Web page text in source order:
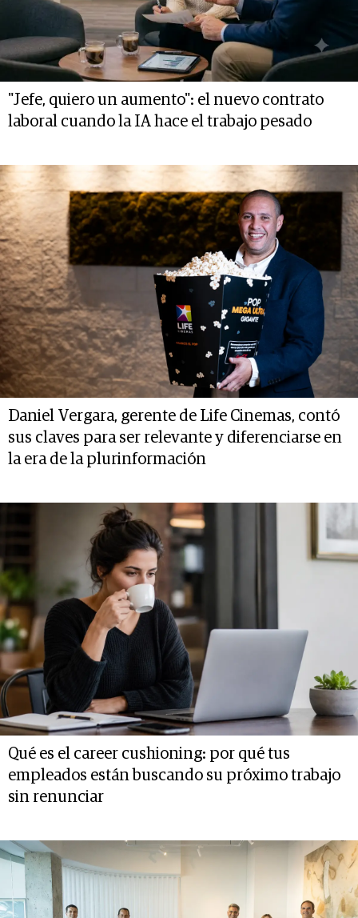
"Jefe, quiero un aumento": el nuevo contrato
laboral cuando la IA hace el trabajo pesado
Daniel Vergara, gerente de Life Cinemas, contó
sus claves para ser relevante y diferenciarse en
la era de la plurinformación
Qué es el career cushioning: por qué tus
empleados están buscando su próximo trabajo
sin renunciar